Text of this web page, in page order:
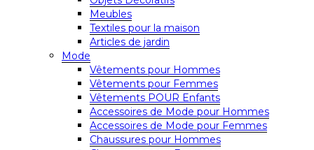
Meubles
Textiles pour la maison
Articles de jardin
Mode
Vêtements pour Hommes
Vêtements pour Femmes
Vêtements POUR Enfants
Accessoires de Mode pour Hommes
Accessoires de Mode pour Femmes
Chaussures pour Hommes